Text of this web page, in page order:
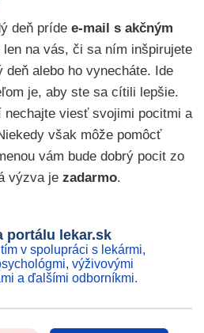
deň príde e-mail s akčným
len na vás, či sa ním inšpirujete
deň alebo ho vynecháte. Ide
je, aby ste sa cítili lepšie.
nechajte viesť svojimi pocitmi a
však môže pomôcť
vám bude dobrý pocit zo
výzva je zadarmo.
portálu lekar.sk
v spolupráci s lekármi,
výživovými
a ďalšími odborníkmi.